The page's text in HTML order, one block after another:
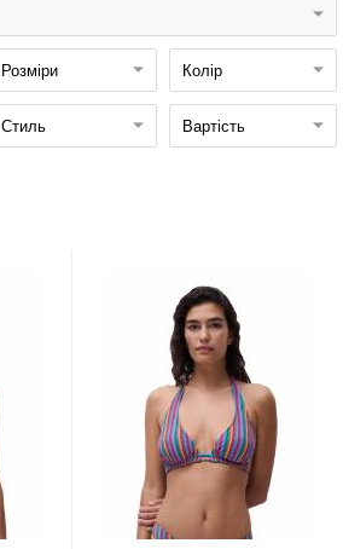
Розміри Колір
Стиль Вартість